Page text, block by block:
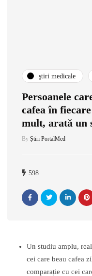
ştiri medicale
Persoanele
cafea în
mult, arată un
By Știri PortalMed
598
Un studiu amplu,
cei care beau cafea
comparație cu cei